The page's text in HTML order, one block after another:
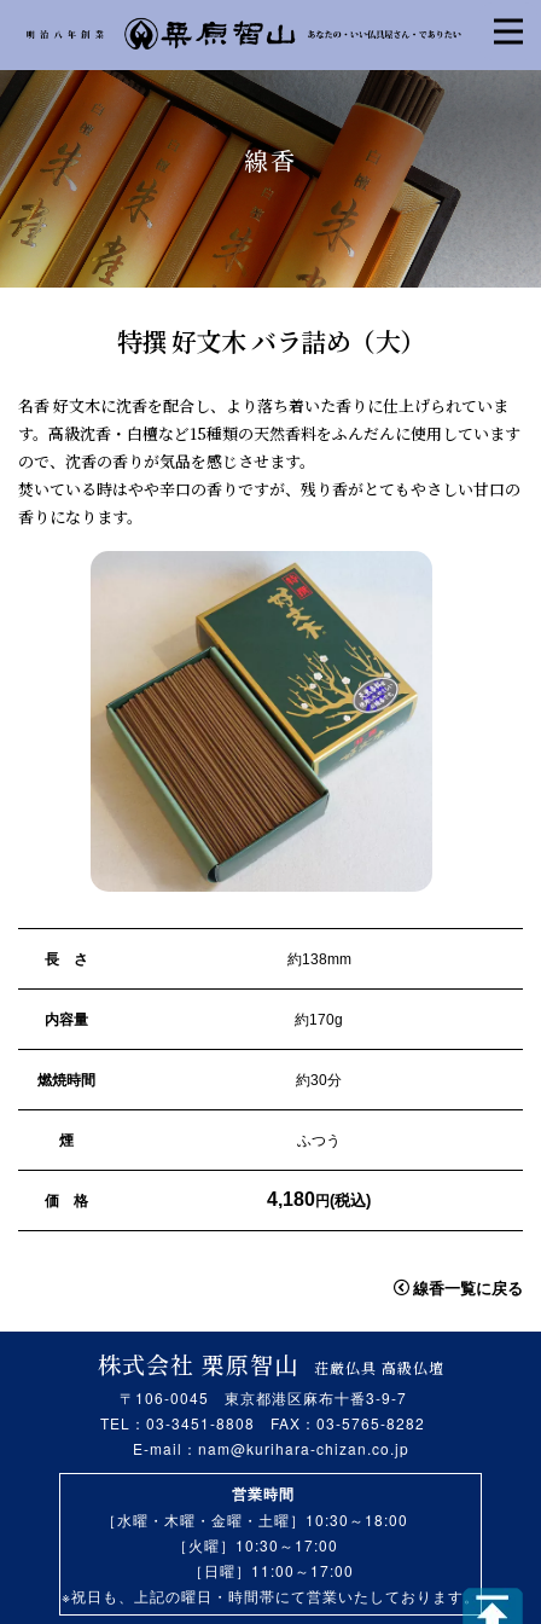
線香
特撰 好文木 バラ詰め（大）
名香 好文木に沈香を配合し、より落ち着いた香りに仕上げられていま
す。高級沈香・白檀など15種類の天然香料をふんだんに使用しています
ので、沈香の香りが気品を感じさせます。
焚いている時はやや辛口の香りですが、残り香がとてもやさしい甘口の
香りになります。
長 さ 約138mm
内容量 約170g
燃焼時間 約30分
煙 ふつう
価 格 4,180円(税込)
線香一覧に戻る
株式会社 栗原智山
荘厳仏具 高級仏壇
〒106-0045 東京都港区麻布十番3-9-7
TEL：03-3451-8808 FAX：03-5765-8282
E-mail： nam@kurihara-chizan.co.jp
営業時間
［水曜・木曜・金曜・土曜］10:30～18:00
［火曜］10:30～17:00
［日曜］11:00～17:00
※祝日も、上記の曜日・時間帯にて営業いたしております。